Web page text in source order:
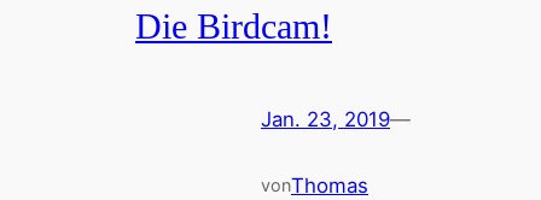
Die Birdcam!
Jan. 23, 2019—
vonThomas